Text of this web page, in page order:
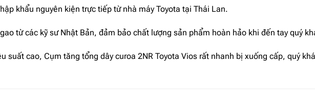
khẩu nguyên kiện trực tiếp từ nhà máy Toyota tại Thái Lan.
từ các kỹ sư Nhật Bản, đảm bảo chất lượng sản phẩm hoàn hảo khi đến tay quý
suất cao, Cụm tăng tổng dây curoa 2NR Toyota Vios rất nhanh bị xuống cấp, quý